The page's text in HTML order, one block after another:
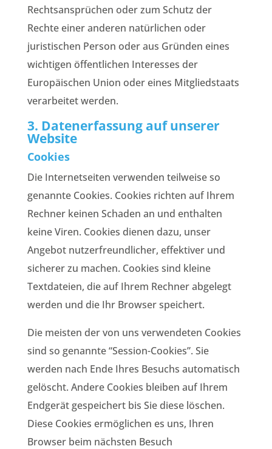
Rechtsansprüchen oder zum Schutz der
Rechte einer anderen natürlichen oder
juristischen Person oder aus Gründen eines
wichtigen öffentlichen Interesses der
Europäischen Union oder eines Mitgliedstaats
verarbeitet werden.
3. Datenerfassung auf unserer
Website
Cookies
Die Internetseiten verwenden teilweise so
genannte Cookies. Cookies richten auf Ihrem
Rechner keinen Schaden an und enthalten
keine Viren. Cookies dienen dazu, unser
Angebot nutzerfreundlicher, effektiver und
sicherer zu machen. Cookies sind kleine
Textdateien, die auf Ihrem Rechner abgelegt
werden und die Ihr Browser speichert.
Die meisten der von uns verwendeten Cookies
sind so genannte “Session-Cookies”. Sie
werden nach Ende Ihres Besuchs automatisch
gelöscht. Andere Cookies bleiben auf Ihrem
Endgerät gespeichert bis Sie diese löschen.
Diese Cookies ermöglichen es uns, Ihren
Browser beim nächsten Besuch